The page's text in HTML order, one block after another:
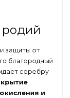
родий
защиты от
благородный
серебру
и